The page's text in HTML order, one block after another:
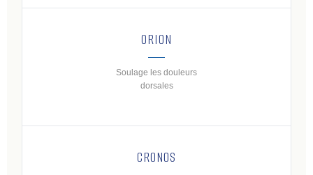
ORION
Soulage les douleurs
dorsales
CRONOS